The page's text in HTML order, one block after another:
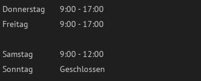
Donnerstag
9:00 - 17:00
Freitag
9:00 - 17:00
Samstag
9:00 - 12:00
Sonntag
Geschlossen